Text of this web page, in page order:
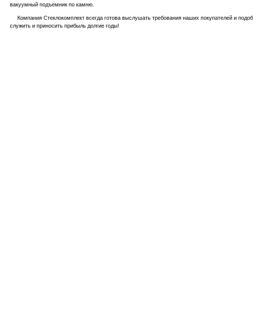
вакуумный подъемник по камню.
Компания Стеклокомплект всегда готова выслушать требования наших покупателей и
служить и приносить прибыль долгие годы!